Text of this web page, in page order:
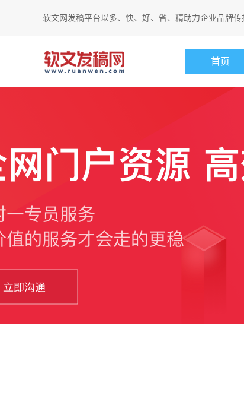
软文网发稿平台以多、快、好、省、精助力企业品牌传
首页